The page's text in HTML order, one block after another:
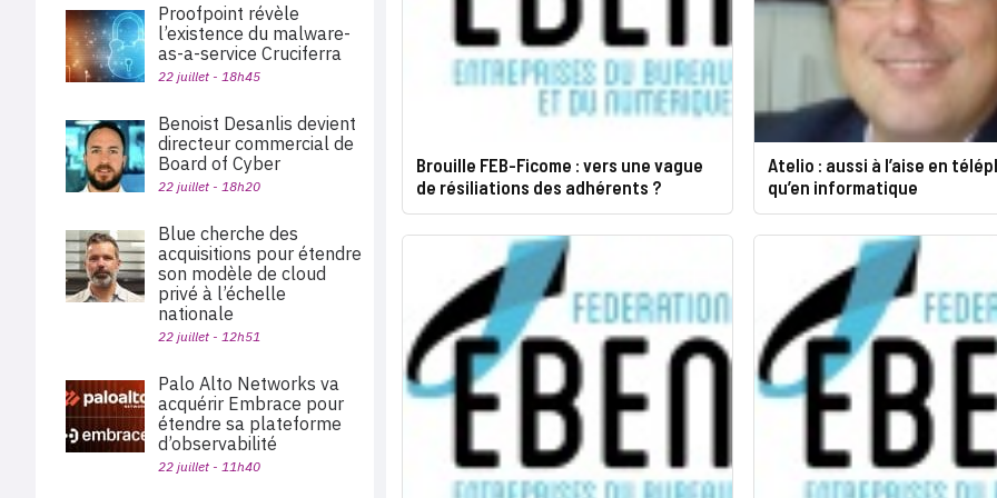
Brouille FEB-Ficome : vers une vague
de résiliations des adhérents ?
Atelio : aussi à l’aise en
qu’en informatique
Proofpoint révèle
l’existence du malware-
as-a-service Cruciferra
22 juillet - 18h45
Benoist Desanlis devient
directeur commercial de
Board of Cyber
22 juillet - 18h20
Blue cherche des
acquisitions pour étendre
son modèle de cloud
privé à l’échelle
nationale
22 juillet - 12h51
Palo Alto Networks va
acquérir Embrace pour
étendre sa plateforme
d’observabilité
22 juillet - 11h40